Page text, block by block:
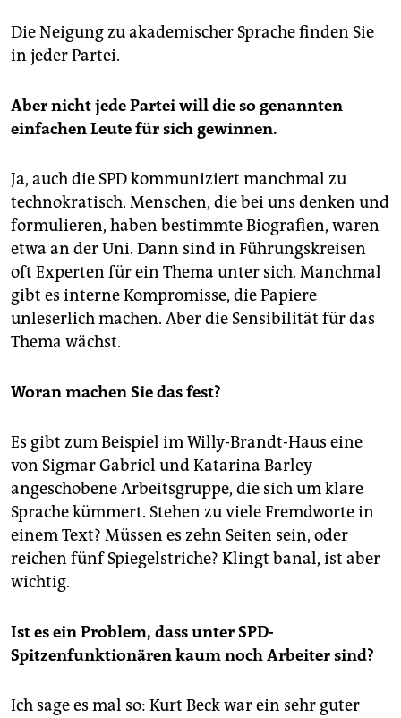
Die Neigung zu akademischer Sprache finden Sie
in jeder Partei.
Aber nicht jede Partei will die so genannten
einfachen Leute fürsich gewinnen.
Ja, auch die SPD kommuniziert manchmal zu
technokratisch. Menschen, die bei uns denken und
formulieren, haben bestimmte Biografien, waren
etwa an der Uni. Dann sind in Führungskreisen
oft Experten für ein Thema unter sich. Manchmal
gibt es interne Kompromisse, die Papiere
unleserlich machen. Aber die Sensibilität für das
Thema wächst.
Woran machen Sie das fest?
Es gibt zum Beispiel im Willy-Brandt-Haus eine
von Sigmar Gabriel und Katarina Barley
angeschobene Arbeitsgruppe, die sich um klare
Sprache kümmert. Stehen zu viele Fremdworte in
einem Text? Müssen es zehn Seiten sein, oder
reichen fünf Spiegelstriche? Klingt banal, ist aber
wichtig.
Ist es ein Problem, dass unter SPD-
Spitzenfunktionären kaum nochArbeiter sind?
Ich sage es mal so: Kurt Beck war ein sehr guter